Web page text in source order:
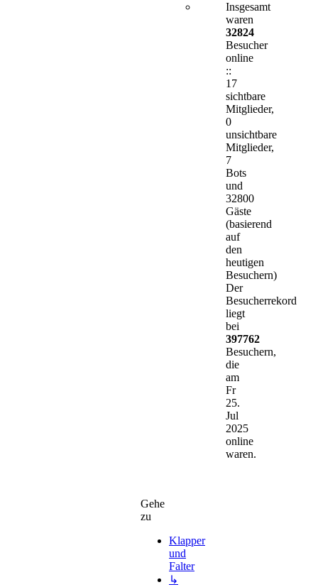
Insgesamt
waren
32824
Besucher
online
::
17
sichtbare
Mitglieder,
0
unsichtbare
Mitglieder,
7
Bots
und
32800
Gäste
(basierend
auf
den
heutigen
Besuchern)
Der
Besucherrekord
liegt
bei
397762
Besuchern,
die
am
Fr
25.
Jul
2025
online
waren.
Gehe
zu
Klapper
und
Falter
↳